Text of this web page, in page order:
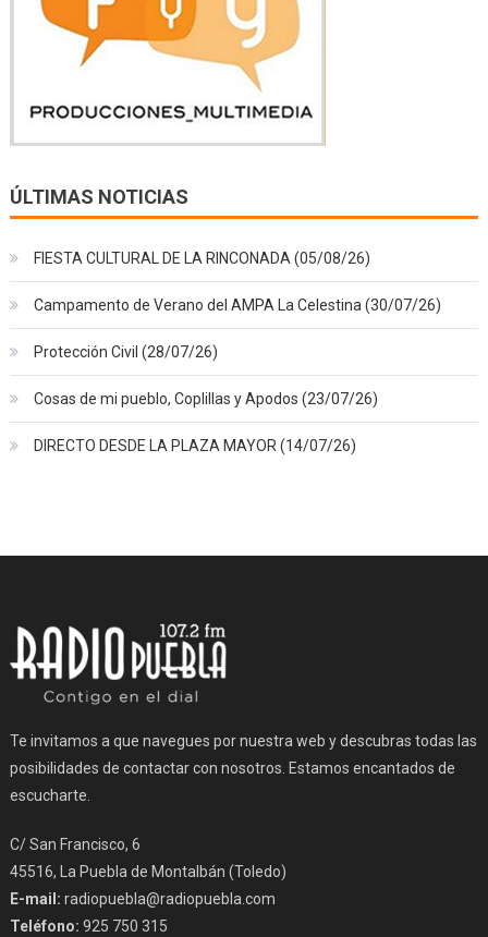
ÚLTIMAS NOTICIAS
FIESTA CULTURAL DE LA RINCONADA (05/08/26)
Campamento de Verano del AMPA La Celestina (30/07/26)
Protección Civil (28/07/26)
Cosas de mi pueblo, Coplillas y Apodos (23/07/26)
DIRECTO DESDE LA PLAZA MAYOR (14/07/26)
Te invitamos a que navegues por nuestra web y descubras todas las
posibilidades de contactar con nosotros. Estamos encantados de
escucharte.
C/ San Francisco, 6
45516, La Puebla de Montalbán (Toledo)
E-mail: radiopuebla@radiopuebla.com
Teléfono: 925 750 315